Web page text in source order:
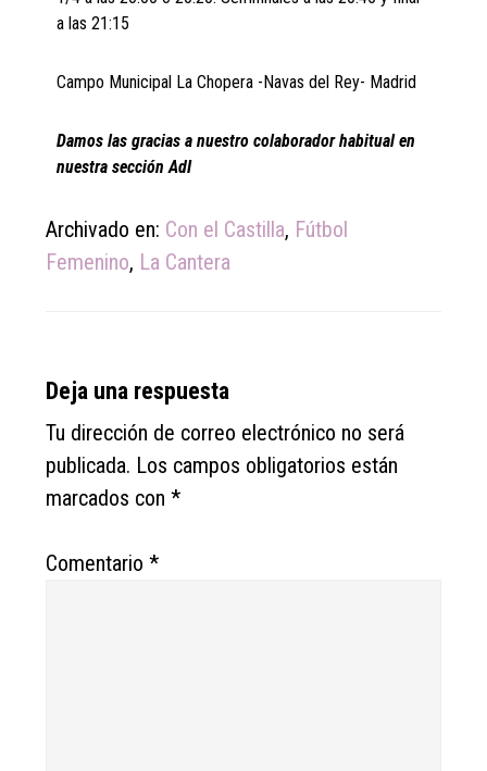
a las 21:15
Campo Municipal La Chopera -Navas del Rey- Madrid
Damos las gracias a nuestro colaborador habitual en
nuestra sección AdI
Archivado en: Con el Castilla, Fútbol
Femenino, La Cantera
Reader
Interactions
Deja una respuesta
Tu dirección de correo electrónico no será
publicada. Los campos obligatorios están
marcados con*
Comentario*